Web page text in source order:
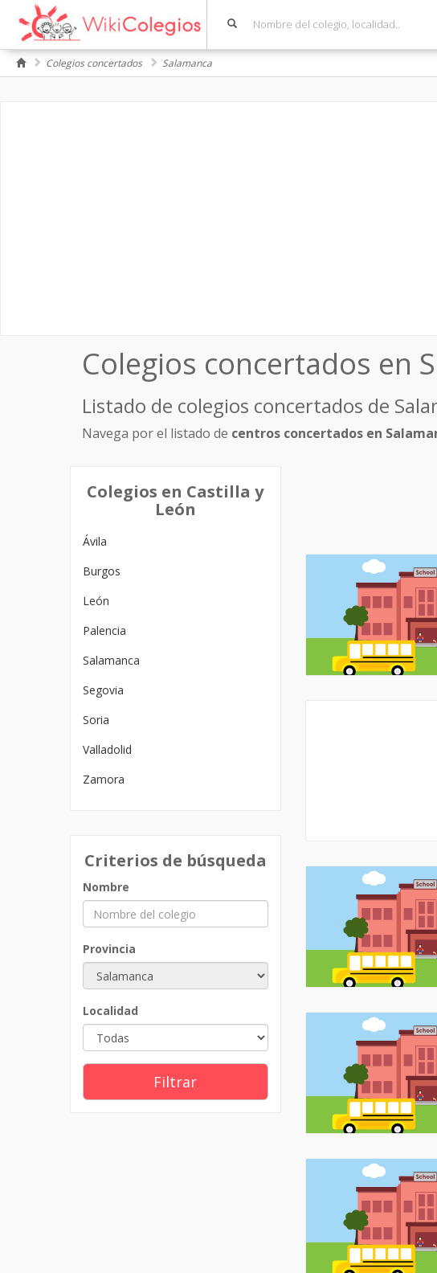
Colegios concertados Salamanca
Colegios concertados en
Listado de colegios concertados de
Navega por el listado de centros concertados en
Colegios en Castilla y
León
Ávila
Burgos
León
Palencia
Salamanca
Segovia
Soria
Valladolid
Zamora
Criterios de búsqueda
Nombre
Provincia
Localidad
Filtrar